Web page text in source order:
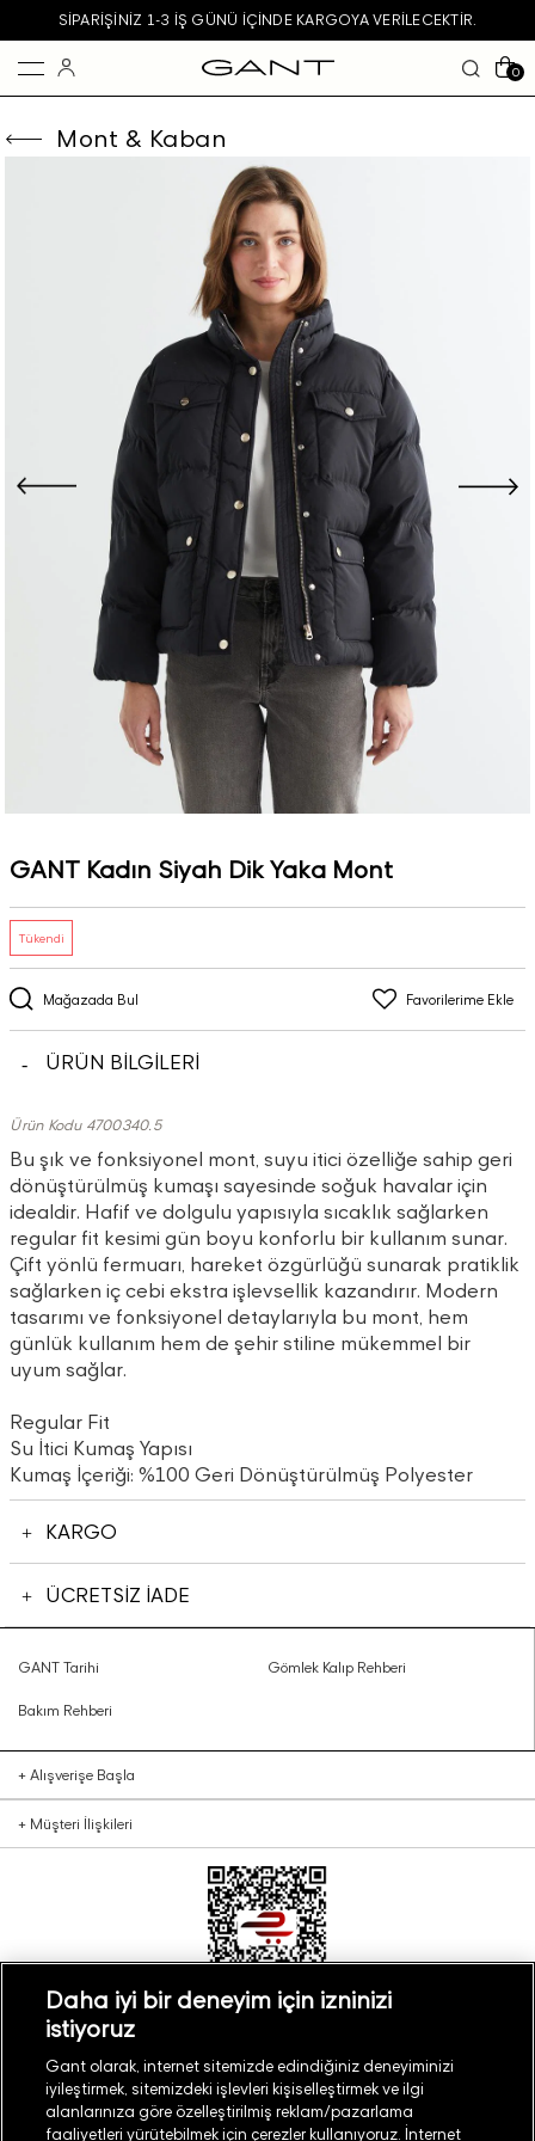
SIPARIŞINIZ 1-3 IŞ GÜNÜ IÇINDE KARGOYA VERILECEKTIR.
0
Mont & Kaban
GANT Kadın Siyah Dik Yaka Mont
Mağazada Bul Favorilerime Ekle
Tükendi
ÜRÜN BİLGİLERİ
Ürün Kodu 4700340.5
Bu şık ve fonksiyonel mont, suyu itici özelliğe sahip geri
dönüştürülmüş kumaşı sayesinde soğuk havalar için
idealdir. Hafif ve dolgulu yapısıyla sıcaklık sağlarken
regular fit kesimi gün boyu konforlu bir kullanım sunar.
Çift yönlü fermuarı, hareket özgürlüğü sunarak pratiklik
sağlarken iç cebi ekstra işlevsellik kazandırır. Modern
tasarımı ve fonksiyonel detaylarıyla bu mont, hem
günlük kullanım hem de şehir stiline mükemmel bir
uyum sağlar.
Regular Fit
Su İtici Kumaş Yapısı
Kumaş İçeriği: %100 Geri Dönüştürülmüş Polyester
KARGO
ÜCRETSİZ İADE
GANT Tarihi Gömlek Kalıp Rehberi
Bakım Rehberi
+ Alışverişe Başla
+ Müşteri İlişkileri
Türkiye Mağaza Bul
Daha iyi bir deneyim için izninizi
istiyoruz
Gant olarak, internet sitemizde edindiğiniz deneyiminizi
iyileştirmek, sitemizdeki işlevleri kişiselleştirmek ve ilgi
alanlarınıza göre özelleştirilmiş reklam/pazarlama
faaliyetleri yürütebilmek için çerezler kullanıyoruz. İnternet